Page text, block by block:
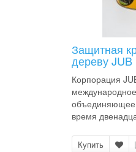
Защитная
дереву
Корпорация
объединяющее
время
Купить